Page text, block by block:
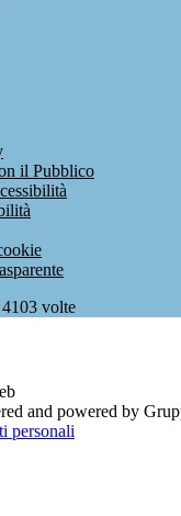
il Pubblico
4103 volte
and powered by
personali